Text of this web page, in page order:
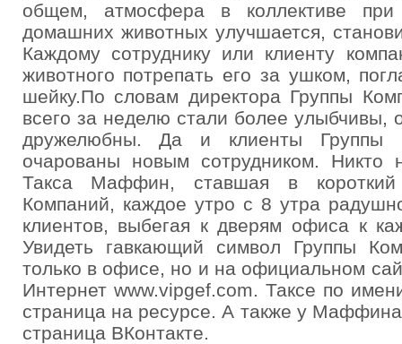
общем, атмосфера в коллективе при
домашних животных улучшается,
Каждому сотруднику или клиенту
животного потрепать его за ушком,
шейку.По словам директора Группы
всего за неделю стали более улыбчивы,
дружелюбны. Да и клиенты Группы
очарованы новым сотрудником. Никто
Такса Маффин, ставшая в
Компаний, каждое утро с 8 утра
клиентов, выбегая к дверям офиса к
Увидеть гавкающий символ Группы
только в офисе, но и на официальном
Интернет www.vipgef.com. Таксе по
страница на ресурсе. А также у
страница ВКонтакте.